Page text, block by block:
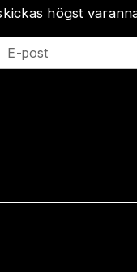
högst
E-post